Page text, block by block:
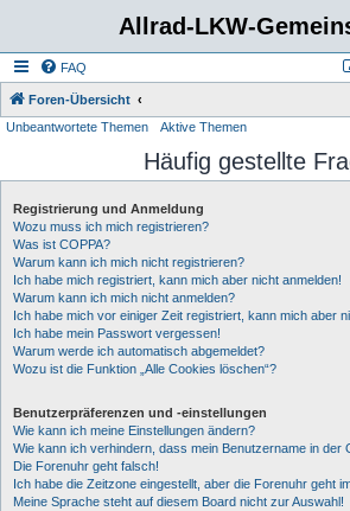
Allrad-LKW-
FAQ
Foren-Übersicht
Unbeantwortete Themen Aktive Themen
Häufig gestellte
Registrierung und Anmeldung
Wozu muss ich mich registrieren?
Was ist COPPA?
Warum kann ich mich nicht registrieren?
Ich habe mich registriert, kann mich aber nicht anmelden!
Warum kann ich mich nicht anmelden?
Ich habe mich vor einiger Zeit registriert, kann mich aber
Ich habe mein Passwort vergessen!
Warum werde ich automatisch abgemeldet?
Wozu ist die Funktion „Alle Cookies löschen“?
Benutzerpräferenzen und -einstellungen
Wie kann ich meine Einstellungen ändern?
Wie kann ich verhindern, dass mein Benutzername in der
Die Forenuhr geht falsch!
Ich habe die Zeitzone eingestellt, aber die Forenuhr geht
Meine Sprache steht auf diesem Board nicht zur Auswahl!